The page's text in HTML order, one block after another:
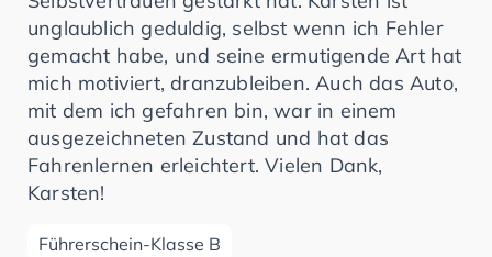
unglaublich geduldig, selbst wenn ich Fehler
gemacht habe, und seine ermutigende Art hat
mich motiviert, dranzubleiben. Auch das Auto,
mit dem ich gefahren bin, war in einem
ausgezeichneten Zustand und hat das
Fahrenlernen erleichtert. Vielen Dank,
Karsten!
Führerschein-Klasse B